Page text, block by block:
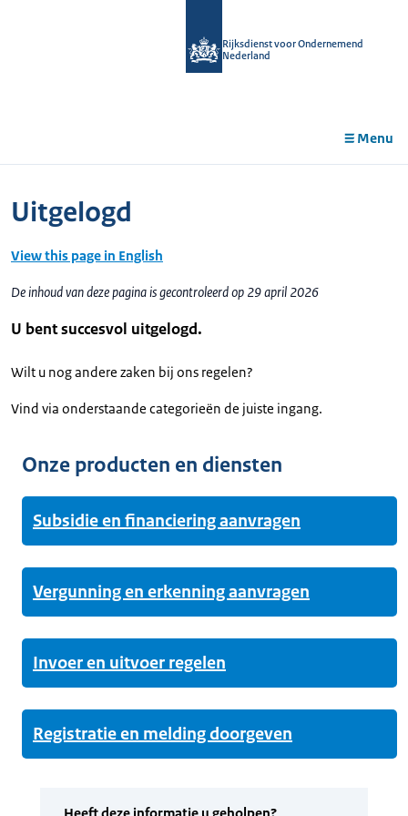
Rijksdienst voor Ondernemend
Nederland
Menu
Uitgelogd
View this page in English
De inhoud van deze pagina is gecontroleerd op 29 april 2026
U bent succesvol uitgelogd.
Wilt u nog andere zaken bij ons regelen?
Vind via onderstaande categorieën de juiste ingang.
Onze producten en diensten
Subsidie en financiering aanvragen
Vergunning en erkenning aanvragen
Invoer en uitvoer regelen
Registratie en melding doorgeven